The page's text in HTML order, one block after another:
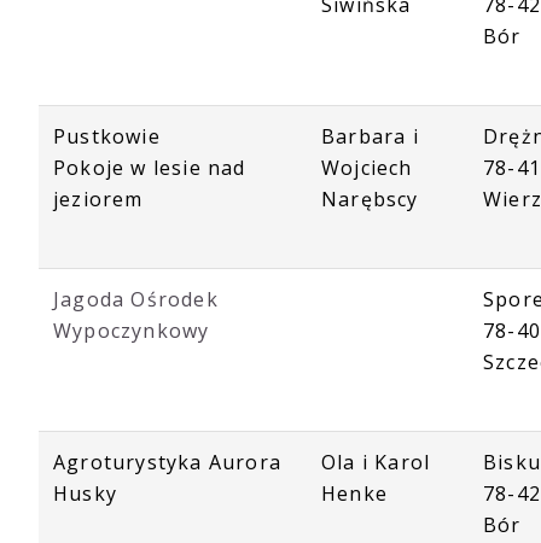
Bór
Pustkowie
Pokoje w lesie nad
jeziorem
Barbara i
Wojciech
Narębscy
78-
Jagoda Ośrodek
Wypoczynkowy
78-
Agroturystyka Aurora
Husky
Ola i Karol
Henke
78-
Bór